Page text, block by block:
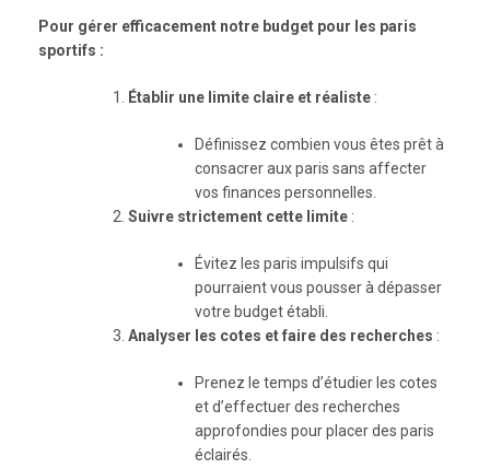
Pour gérer efficacement notre budget pour les paris
sportifs :
Établir une limite claire et réaliste :
Définissez combien vous êtes prêt à
consacrer aux paris sans affecter
vos finances personnelles.
Suivre strictement cette limite :
Évitez les paris impulsifs qui
pourraient vous pousser à dépasser
votre budget établi.
Analyser les cotes et faire des recherches :
Prenez le temps d’étudier les cotes
et d’effectuer des recherches
approfondies pour placer des paris
éclairés.